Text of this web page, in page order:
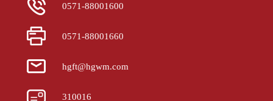
0571-88001600
0571-88001660
hgft@hgwm.com
310016